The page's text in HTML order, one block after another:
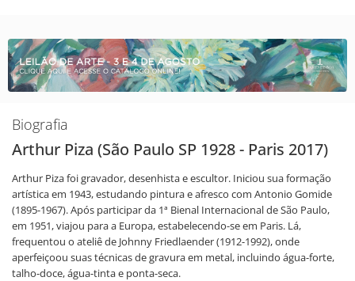
Biografia
Arthur Piza (São Paulo SP 1928 - Paris 2017)
Arthur Piza foi gravador, desenhista e escultor. Iniciou sua formação
artística em 1943, estudando pintura e afresco com Antonio Gomide
(1895-1967). Após participar da 1ª Bienal Internacional de São Paulo,
em 1951, viajou para a Europa, estabelecendo-se em Paris. Lá,
frequentou o ateliê de Johnny Friedlaender (1912-1992), onde
aperfeiçoou suas técnicas de gravura em metal, incluindo água-forte,
talho-doce, água-tinta e ponta-seca.